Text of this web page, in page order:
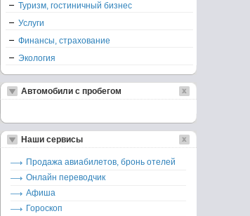
Туризм, гостиничный бизнес
Услуги
Финансы, страхование
Экология
Автомобили с пробегом
Наши сервисы
Продажа авиабилетов, бронь отелей
Онлайн переводчик
Афиша
Гороскоп